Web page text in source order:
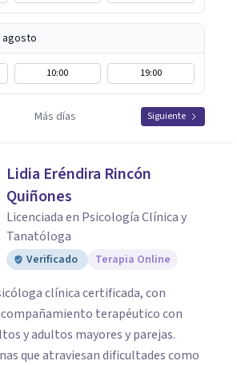
agosto
10:00 19:00
Más días Siguiente
Lidia Eréndira Rincón
Quiñones
Licenciada en Psicología Clínica y
Tanatóloga
Verificado Terapia Online
clínica certificada, con
terapéutico con
y adultos mayores y parejas.
que atraviesan dificultades como